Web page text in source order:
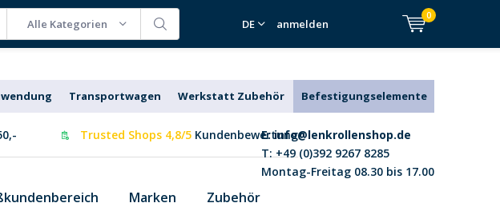
Alle Kategorien DE anmelden
0
Transportwagen Werkstatt Zubehör Befestigungselemente
Trusted Shops 4,8/5 Kundenbewertung
E:info@lenkrollenshop.de
T: +49 (0)392 9267 8285
Montag-Freitag 08.30 bis 17.00
Marken Zubehör